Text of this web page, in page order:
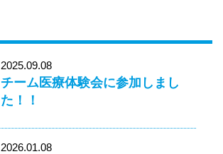
2025.09.08
チーム医療体験会に参加しまし
た！！
2026.01.08